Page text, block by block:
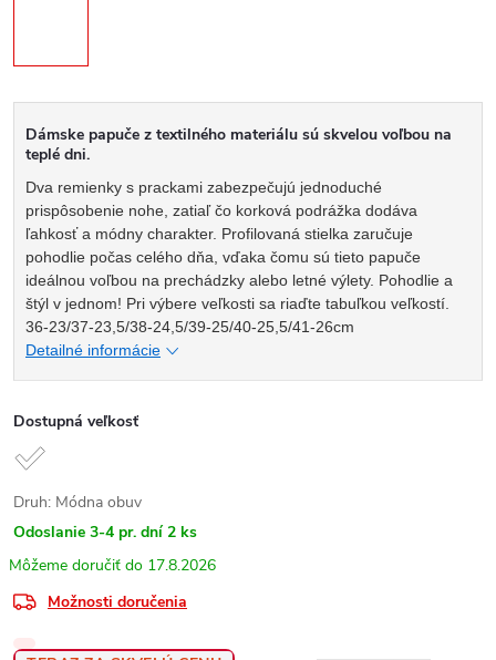
Dámske papuče z textilného materiálu sú skvelou voľbou na
teplé dni.
Dva remienky s prackami zabezpečujú jednoduché
prispôsobenie nohe, zatiaľ čo korková podrážka dodáva
ľahkosť a módny charakter. Profilovaná stielka zaručuje
pohodlie počas celého dňa, vďaka čomu sú tieto papuče
ideálnou voľbou na prechádzky alebo letné výlety. Pohodlie a
štýl v jednom! Pri výbere veľkosti sa riaďte tabuľkou veľkostí.
36-23/37-23,5/38-24,5/39-25/40-25,5/41-26cm
Detailné informácie
Dostupná veľkosť
Druh: Módna obuv
Odoslanie 3-4 pr. dní 2 ks
17.8.2026
Možnosti doručenia